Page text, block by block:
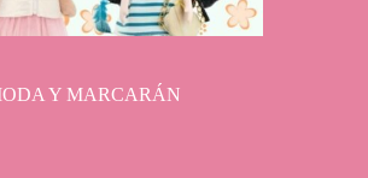
Y MARCARÁN